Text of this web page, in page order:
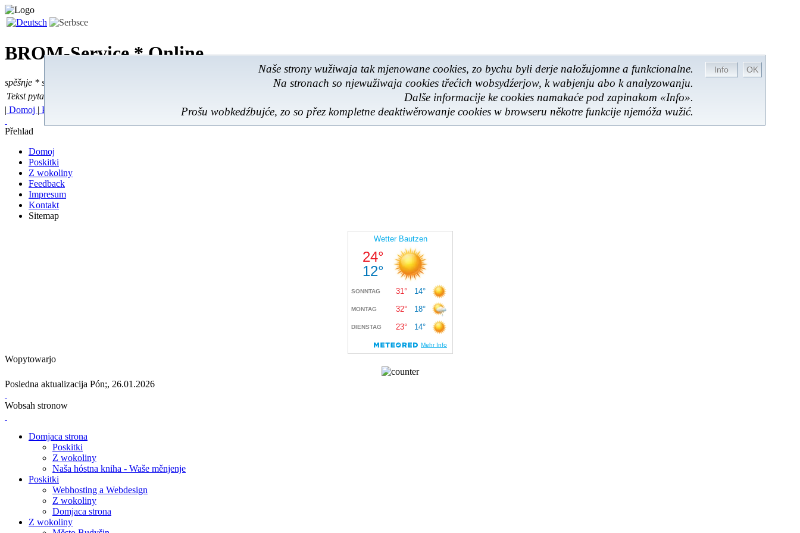
BROM-Service *Online
spěšnje * spušćomnje * małonałožnje
Naše strony wužiwaja tak mjenowane cookies, zo bychu byli derje nałožujomne a funkcionalne.
Na stronach so njewužiwaja cookies třećich wobsydźerjow, k wabjenju abo k analyzowanju.
Dalše informacije ke cookies namakaće pod zapinakom «Info».
Prošu wobkedźbujće, zo so přez kompletne deaktiwěrowanje cookies w browseru někotre funkcije njemóža wužić.
Tekst pytać:
| Domoj | Poskitki
Přehlad
Domoj
Poskitki
Z wokoliny
Feedback
Impresum
Kontakt
Sitemap
Wopytowarjo
Posledna aktualizacija Pón;, 26.01.2026
Wobsah stronow
Domjaca strona
Poskitki
Z wokoliny
Naša hóstna kniha - Waše měnjenje
Poskitki
Webhosting a Webdesign
Z wokoliny
Domjaca strona
Z wokoliny